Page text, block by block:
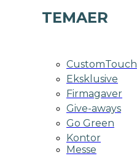
TEMAER
CustomTouch
Eksklusive
Firmagaver
Give-aways
Go Green
Kontor
Messe